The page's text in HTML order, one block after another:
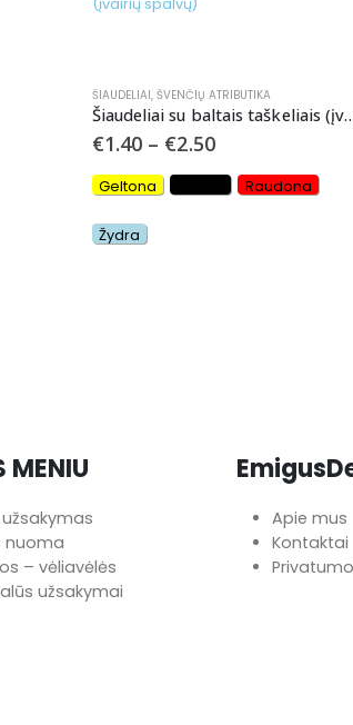
ŠIAUDELIAI, ŠVENČIŲ ATRIBUTIKA
Šiaudeliai su baltais
€1.40 – €2.50
Geltona Raudona
Žydra
MENIU
nuoma
– vėliavėlės
užsakymai
Apie mus
Kontaktai